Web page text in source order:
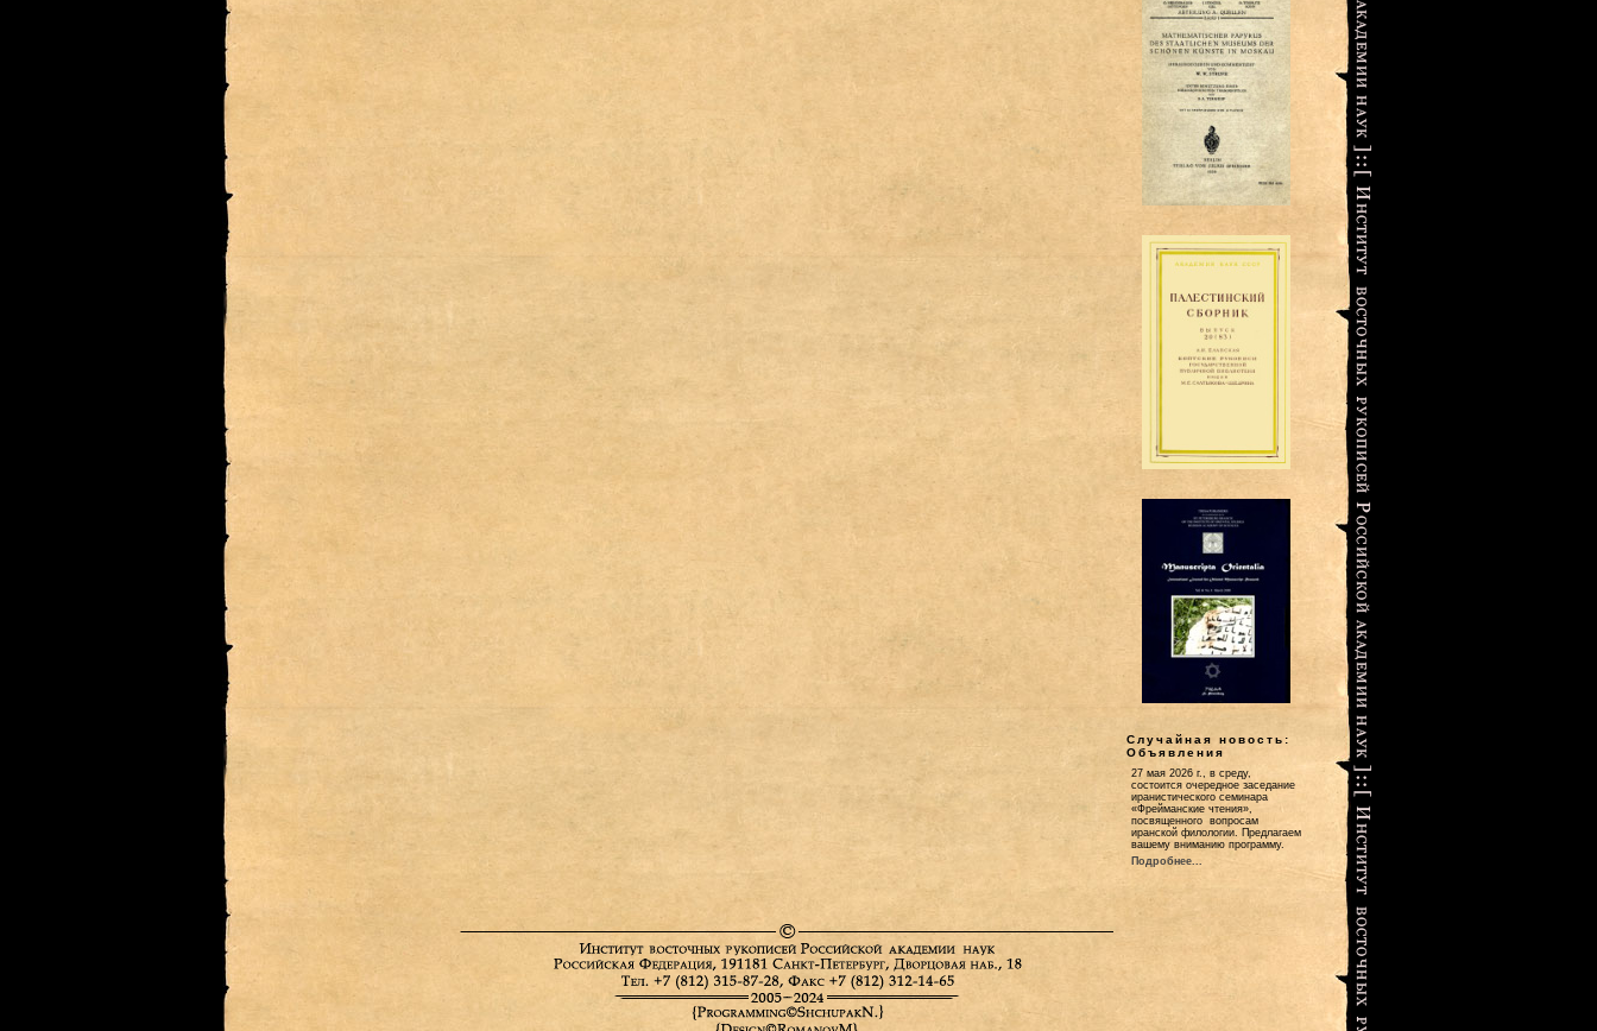
Случайная новость:
Объявления
27 мая 2026 г., в среду,
состоится очередное заседание
иранистического семинара
«Фрейманские чтения»,
посвященного вопросам
иранской филологии. Предлагаем
вашему вниманию программу.
Подробнее...